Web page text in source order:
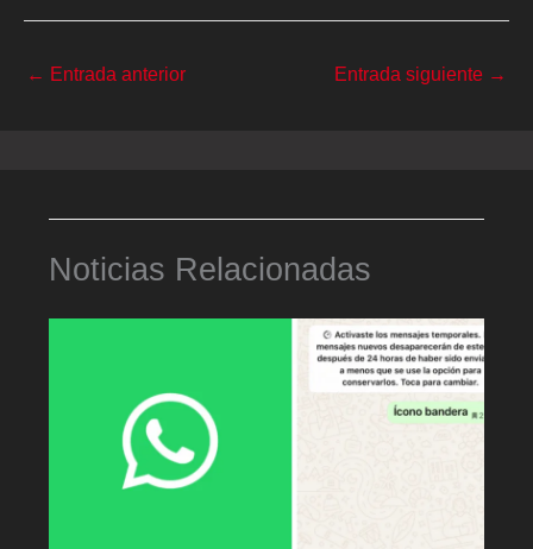
← Entrada anterior Entrada siguiente →
Noticias Relacionadas